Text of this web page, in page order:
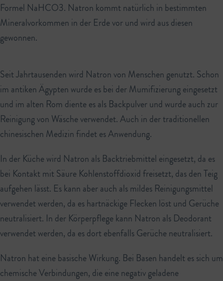
Formel NaHCO3. Natron kommt natürlich in bestimmten
Mineralvorkommen in der Erde vor und wird aus diesen
gewonnen.
Seit Jahrtausenden wird Natron von Menschen genutzt. Schon
im antiken Ägypten wurde es bei der Mumifizierung eingesetzt
und im alten Rom diente es als Backpulver und wurde auch zur
Reinigung von Wäsche verwendet. Auch in der traditionellen
chinesischen Medizin findet es Anwendung.
In der Küche wird Natron als Backtriebmittel eingesetzt, da es
bei Kontakt mit Säure Kohlenstoffdioxid freisetzt, das den Teig
aufgehen lässt. Es kann aber auch als mildes Reinigungsmittel
verwendet werden, da es hartnäckige Flecken löst und Gerüche
neutralisiert. In der Körperpflege kann Natron als Deodorant
verwendet werden, da es dort ebenfalls Gerüche neutralisiert.
Natron hat eine basische Wirkung. Bei Basen handelt es sich um
chemische Verbindungen, die eine negativ geladene